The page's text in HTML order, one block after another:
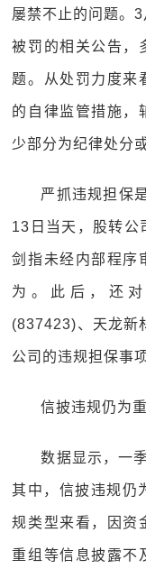
屡禁不止的问题。
被罚的相关公告，
题。从处罚力度来
的自律监管措施，
少部分为纪律处分
严抓违规担保
13日当天，股转公
剑指未经内部程序
为。此后，还
(837423)、天龙新
公司的违规担保事
信披违规仍为
数据显示，一
其中，信披违规仍
规类型来看，因资
重组等信息披露不